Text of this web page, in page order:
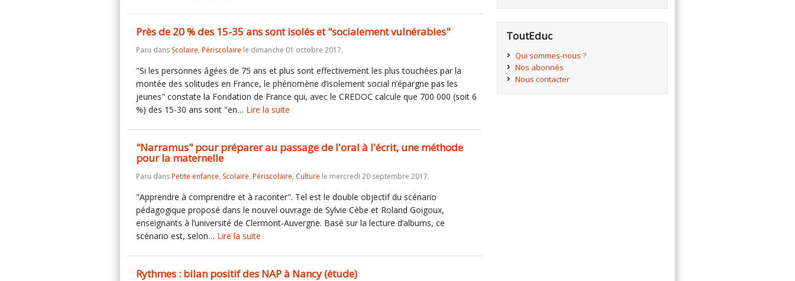
Près de 20 % des 15-35 ans sont isolés et "socialement vulnérables"
Paru dans Scolaire, Périscolaire le dimanche 01 octobre 2017.
"Si les personnes âgées de 75 ans et plus sont effectivement les plus touchées par la
montée des solitudes en France, le phénomène d’isolement social n’épargne pas les
jeunes" constate la Fondation de France qui, avec le CREDOC calcule que 700 000 (soit 6
%) des 15-30 ans sont "en… Lire la suite
"Narramus" pour préparer au passage de l'oral à l'écrit, une méthode
pour la maternelle
Paru dansPetite enfance, Scolaire, Périscolaire, Culture le mercredi 20 septembre 2017.
"Apprendre à comprendre et à raconter". Tel est le double objectif du scénario
pédagogique proposé dans le nouvel ouvrage de Sylvie Cèbe et Roland Goigoux,
enseignants à l’université de Clermont-Auvergne. Basé sur la lecture d’albums, ce
scénario est, selon… Lire la suite
Rythmes : bilan positif des NAP à Nancy (étude)
ToutEduc
Qui sommes-nous ?
Nos abonnés
Nous contacter